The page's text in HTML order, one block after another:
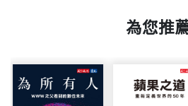
為您推